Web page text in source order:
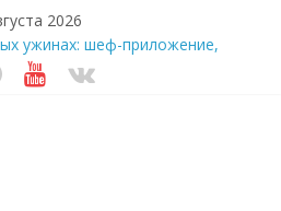
2026
ужинах: шеф-приложение,
еду насквозь
на полётах дронов и